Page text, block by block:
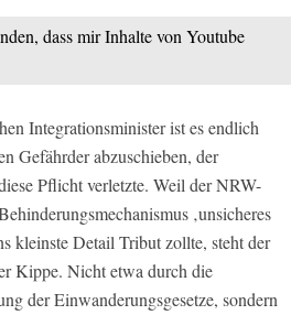
dass mir Inhalte von Youtube
Integrationsminister ist es endlich
Gefährder abzuschieben, der
Pflicht verletzte. Weil der NRW-
‚unsicheres
kleinste Detail Tribut zollte, steht der
Kippe. Nicht etwa durch die
der Einwanderungsgesetze, sondern